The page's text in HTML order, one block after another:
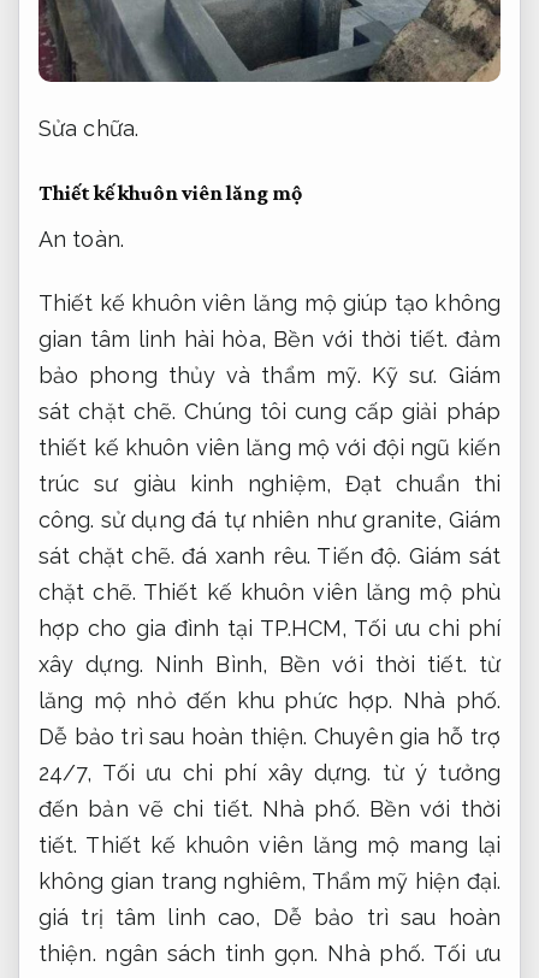
Sửa chữa.
Thiết kế khuôn viên lăng mộ
An toàn.
Thiết kế khuôn viên lăng mộ giúp tạo không
gian tâm linh hài hòa, Bền với thời tiết. đảm
bảo phong thủy và thẩm mỹ. Kỹ sư. Giám
sát chặt chẽ. Chúng tôi cung cấp giải pháp
thiết kế khuôn viên lăng mộ với đội ngũ kiến
trúc sư giàu kinh nghiệm, Đạt chuẩn thi
công. sử dụng đá tự nhiên như granite, Giám
sát chặt chẽ. đá xanh rêu. Tiến độ. Giám sát
chặt chẽ. Thiết kế khuôn viên lăng mộ phù
hợp cho gia đình tại TP.HCM, Tối ưu chi phí
xây dựng. Ninh Bình, Bền với thời tiết. từ
lăng mộ nhỏ đến khu phức hợp. Nhà phố.
Dễ bảo trì sau hoàn thiện. Chuyên gia hỗ trợ
24/7, Tối ưu chi phí xây dựng. từ ý tưởng
đến bản vẽ chi tiết. Nhà phố. Bền với thời
tiết. Thiết kế khuôn viên lăng mộ mang lại
không gian trang nghiêm, Thẩm mỹ hiện đại.
giá trị tâm linh cao, Dễ bảo trì sau hoàn
thiện. ngân sách tinh gọn. Nhà phố. Tối ưu